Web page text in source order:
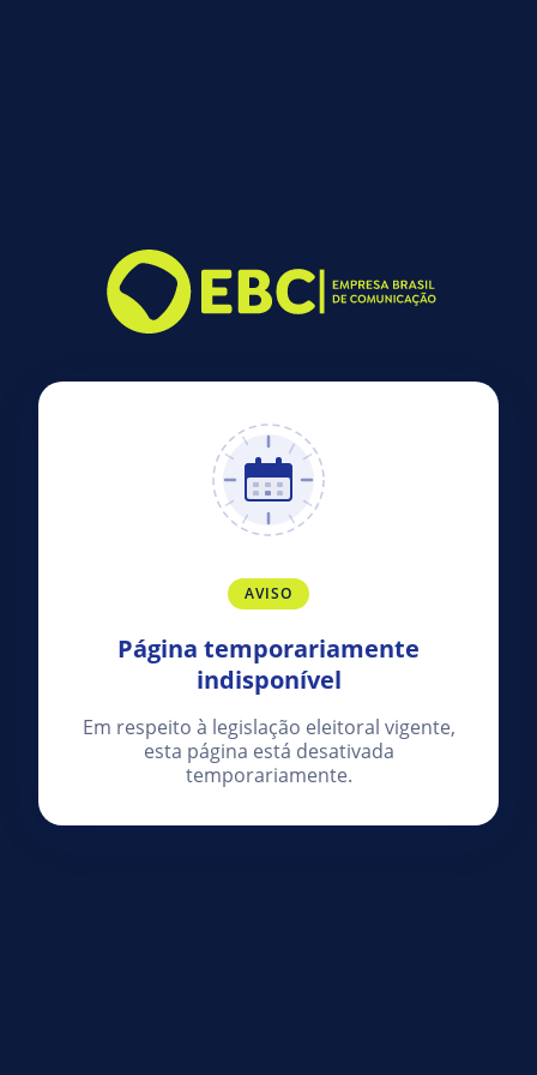
AVISO
Página temporariamente
indisponível
Em respeito à legislação eleitoral vigente,
esta página está desativada
temporariamente.